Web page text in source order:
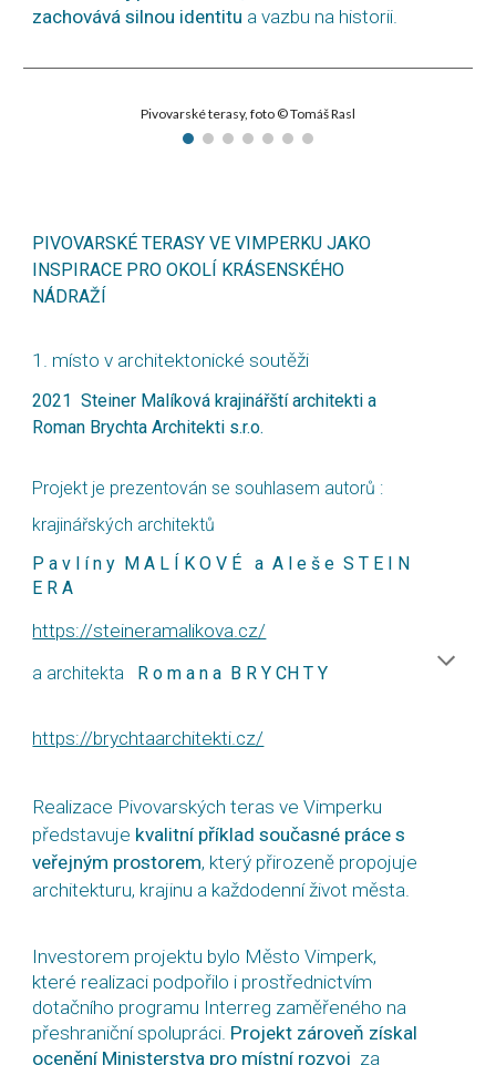
zachovává silnou identitu a vazbu na historii.
Pivovarské terasy, foto © Tomáš Rasl
PIVOVARSKÉ TERASY VE VIMPERKU JAKO
INSPIRACE PRO OKOLÍ KRÁSENSKÉHO
NÁDRAŽÍ
1. místo v architektonické soutěži
2021
Steiner Malíková krajinářští architekti a
Roman BrychtaArchitekti s.r.o.
Projekt je prezentován se souhlasem autorů :
krajinářských architektů
P a v l í n y M A L Í K O V É a A l e š e S T E I N
E R A
https://steineramalikova.cz/
a architekta R o m a n a B R Y CH T Y
https://brychtaarchitekti.cz/
Realizace Pivovarských teras ve Vimperku
představuje kvalitní příklad současné práce s
veřejným prostorem, který přirozeně propojuje
architekturu, krajinu a každodenní život města.
Investorem projektu bylo Město Vimperk,
které realizaci podpořilo i prostřednictvím
dotačního programu Interreg zaměřeného na
přeshraniční spolupráci. Projekt zároveň získal
ocenění Ministerstva pro místní rozvoj za